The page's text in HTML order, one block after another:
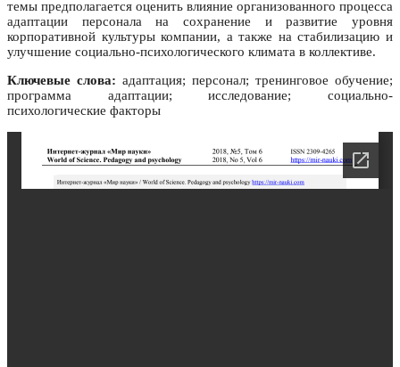
темы предполагается оценить влияние организованного процесса
адаптации персонала на сохранение и развитие уровня
корпоративной культуры компании, а также на стабилизацию и
улучшение социально-психологического климата в коллективе.
Ключевые слова: адаптация; персонал; тренинговое обучение;
программа адаптации; исследование; социально-
психологические факторы